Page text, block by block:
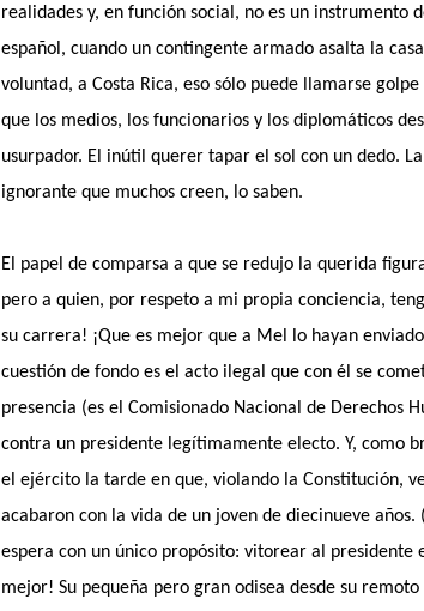
realidades y, en función social, no es un instrumento
español, cuando un contingente armado asalta la
voluntad, a Costa Rica, eso sólo puede llamarse
que los medios, los funcionarios y los diplomáticos
usurpador. El inútil querer tapar el sol con un dedo.
ignorante que muchos creen, lo saben.
El papel de comparsa a que se redujo la querida
pero a quien, por respeto a mi propia conciencia,
su carrera! ¡Que es mejor que a Mel lo hayan
cuestión de fondo es el acto ilegal que con él se
presencia (es el Comisionado Nacional de Derechos
contra un presidente legítimamente electo. Y, como
el ejército la tarde en que, violando la Constitución,
acabaron con la vida de un joven de diecinueve
espera con un único propósito: vitorear al presidente
mejor! Su pequeña pero gran odisea desde su